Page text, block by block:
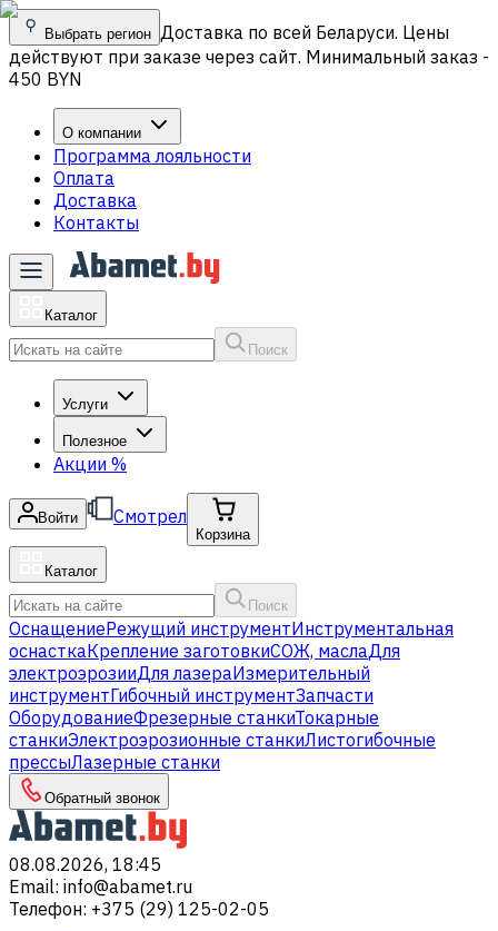
Выбрать регион Доставка по всей Беларуси. Цены
действуют при заказе через сайт. Минимальный заказ -
450 BYN
О компании
Программа лояльности
Оплата
Доставка
Контакты
Каталог
Поиск
Услуги
Полезное
Акции %
Войти Смотрел
Корзина
Каталог
Поиск
ОснащениеРежущий инструментИнструментальная
оснасткаКрепление заготовкиСОЖ, маслаДля
электроэрозииДля лазераИзмерительный
инструментГибочный инструментЗапчасти
ОборудованиеФрезерные станкиТокарные
станкиЭлектроэрозионные станкиЛистогибочные
прессыЛазерные станки
Обратный звонок
08.08.2026, 18:45
Email: info@abamet.ru
Телефон: +375 (29) 125-02-05